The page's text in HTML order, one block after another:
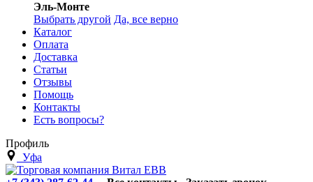
Эль-Монте
Выбрать другой Да, все верно
Каталог
Оплата
Доставка
Статьи
Отзывы
Помощь
Контакты
Есть вопросы?
Профиль
Уфа